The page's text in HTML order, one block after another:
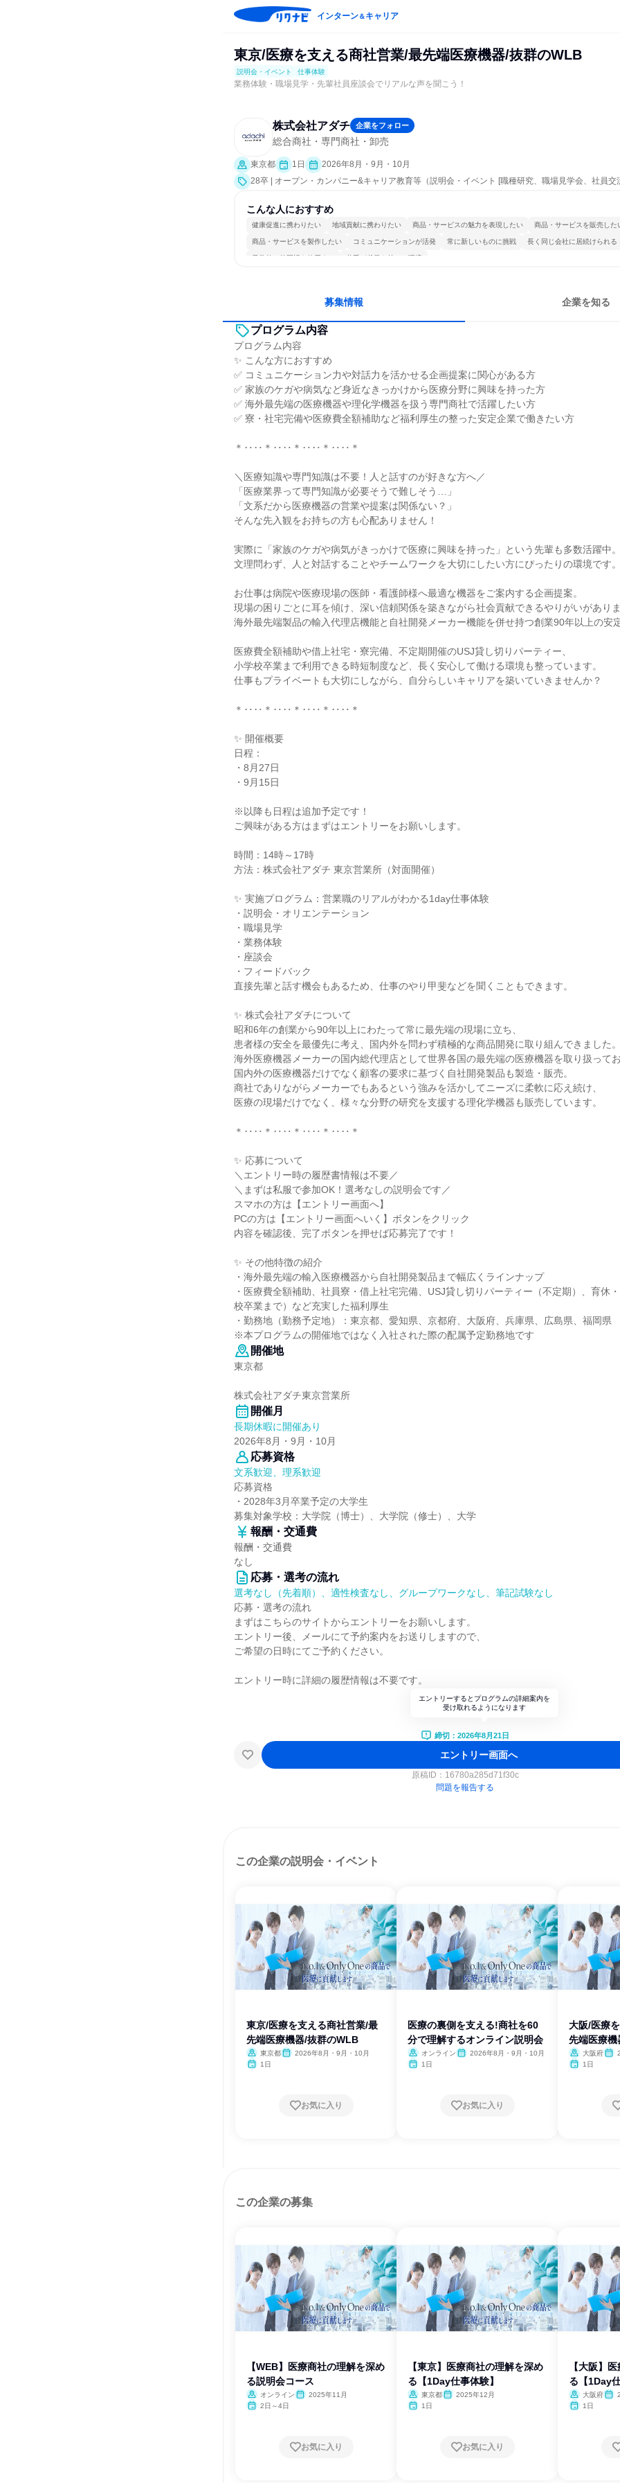
インターン＆キャリア
東京/医療を支える商社営業/最先端医療機器/抜群のWLB
説明会・イベント 仕事体験
業務体験・職場見学・先輩社員座談会でリアルな声を聞こう！
株式会社アダチ 企業をフォロー
総合商社・専門商社・卸売
東京都 1日
2026年8月・9月・10月
28卒 | オープン・カンパニー&キャリア教育等（説明会・イベント [職種研究、職場見学会、社員交
こんな人におすすめ
健康促進に携わりたい 地域貢献に携わりたい 商品・サービスの魅力を表現したい 商品・サービスを販売した
商品・サービスを製作したい コミュニケーションが活発 常に新しいものに挑戦 長く同じ会社に居続けられる
日常的に外国語を使用する 若手が裁量を持てる環境
募集情報 企業を知る
プログラム内容
プログラム内容
✨ こんな方におすすめ
✅ コミュニケーション力や対話力を活かせる企画提案に関心がある方
✅ 家族のケガや病気など身近なきっかけから医療分野に興味を持った方
✅ 海外最先端の医療機器や理化学機器を扱う専門商社で活躍したい方
✅ 寮・社宅完備や医療費全額補助など福利厚生の整った安定企業で働きたい方
＊‥‥＊‥‥＊‥‥＊‥‥＊
＼医療知識や専門知識は不要！人と話すのが好きな方へ／
「医療業界って専門知識が必要そうで難しそう…」
「文系だから医療機器の営業や提案は関係ない？」
そんな先入観をお持ちの方も心配ありません！
実際に「家族のケガや病気がきっかけで医療に興味を持った」という先輩も多数活躍中
文理問わず、人と対話することやチームワークを大切にしたい方にぴったりの環境です
お仕事は病院や医療現場の医師・看護師様へ最適な機器をご案内する企画提案。
現場の困りごとに耳を傾け、深い信頼関係を築きながら社会貢献できるやりがいがあり
海外最先端製品の輸入代理店機能と自社開発メーカー機能を併せ持つ創業90年以上の安
医療費全額補助や借上社宅・寮完備、不定期開催のUSJ貸し切りパーティー、
小学校卒業まで利用できる時短制度など、長く安心して働ける環境も整っています。
仕事もプライベートも大切にしながら、自分らしいキャリアを築いていきませんか？
＊‥‥＊‥‥＊‥‥＊‥‥＊
✨ 開催概要
日程：
・8月27日
・9月15日
※以降も日程は追加予定です！
ご興味がある方はまずはエントリーをお願いします。
時間：14時～17時
方法：株式会社アダチ 東京営業所（対面開催）
✨ 実施プログラム：営業職のリアルがわかる1day仕事体験
・説明会・オリエンテーション
・職場見学
・業務体験
・座談会
・フィードバック
直接先輩と話す機会もあるため、仕事のやり甲斐などを聞くこともできます。
✨ 株式会社アダチについて
昭和6年の創業から90年以上にわたって常に最先端の現場に立ち、
患者様の安全を最優先に考え、国内外を問わず積極的な商品開発に取り組んできました
海外医療機器メーカーの国内総代理店として世界各国の最先端の医療機器を取り扱って
国内外の医療機器だけでなく顧客の要求に基づく自社開発製品も製造・販売。
商社でありながらメーカーでもあるという強みを活かしてニーズに柔軟に応え続け、
医療の現場だけでなく、様々な分野の研究を支援する理化学機器も販売しています。
＊‥‥＊‥‥＊‥‥＊‥‥＊
✨ 応募について
＼エントリー時の履歴書情報は不要／
＼まずは私服で参加OK！選考なしの説明会です／
スマホの方は【エントリー画面へ】
PCの方は【エントリー画面へいく】ボタンをクリック
内容を確認後、完了ボタンを押せば応募完了です！
✨ その他特徴の紹介
・海外最先端の輸入医療機器から自社開発製品まで幅広くラインナップ
・医療費全額補助、社員寮・借上社宅完備、USJ貸し切りパーティー（不定期）、育休
校卒業まで）など充実した福利厚生
・勤務地（勤務予定地）：東京都、愛知県、京都府、大阪府、兵庫県、広島県、福岡県
※本プログラムの開催地ではなく入社された際の配属予定勤務地です
開催地
東京都
株式会社アダチ東京営業所
開催月
長期休暇に開催あり
2026年8月・9月・10月
応募資格
文系歓迎、理系歓迎
応募資格
・2028年3月卒業予定の大学生
募集対象学校：大学院（博士）、大学院（修士）、大学
報酬・交通費
報酬・交通費
なし
応募・選考の流れ
選考なし（先着順）、適性検査なし、グループワークなし、筆記試験なし
応募・選考の流れ
まずはこちらのサイトからエントリーをお願いします。
エントリー後、メールにて予約案内をお送りしますので、
ご希望の日時にてご予約ください。
エントリー時に詳細の履歴情報は不要です。
エントリーするとプログラムの詳細案内を
受け取れるようになります
締切：2026年8月21日
エントリー画面へ
原稿ID： 16780a285d71f30c
問題を報告する
この企業の説明会・イベント
東京/医療を支える商社営業/最
先端医療機器/抜群のWLB
東京都
2026年8月・9月・10月
1日
お気に入り
医療の裏側を支える!商社を60
分で理解するオンライン説明会
オンライン
2026年8月・9月・10月
1日
お気に入り
大阪/医療
先端医療
大阪府
1日
この企業の募集
【WEB】医療商社の理解を深め
る説明会コース
オンライン
2025年11月
2日～4日
お気に入り
【東京】医療商社の理解を深め
る【1Day仕事体験】
東京都
2025年12月
1日
お気に入り
【大阪】
る【1Day
大阪府
1日